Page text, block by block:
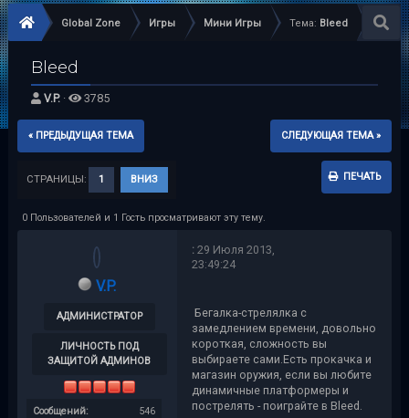
Global Zone Игры Мини Игры Тема: Bleed
Bleed
V.P.· 3785
« ПРЕДЫДУЩАЯ ТЕМА СЛЕДУЮЩАЯ ТЕМА »
ПЕЧАТЬ
СТРАНИЦЫ: 1 ВНИЗ
0 Пользователей и 1 Гость просматривают эту тему.
V.P.
АДМИНИСТРАТОР
ЛИЧНОСТЬ ПОД
ЗАЩИТОЙ АДМИНОВ
Сообщений:
546
:29 Июля 2013,
23:49:24
Бегалка-стрелялка с
замедлением времени, довольно
короткая, сложность вы
выбираете сами.Есть прокачка и
магазин оружия, если вы любите
динамичные платформеры и
пострелять - поиграйте в Bleed.